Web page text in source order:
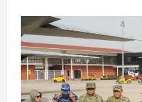
Selatan
Umrah
saat
Bencana
Melanda